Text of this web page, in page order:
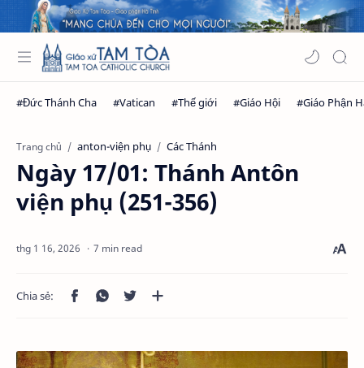
Trang chủ anton-viện phụ Các Thánh
Ngày 17/01: Thánh Antôn
viện phụ (251-356)
7 min read